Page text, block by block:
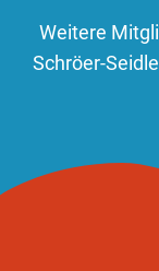
Weitere
Schröer-